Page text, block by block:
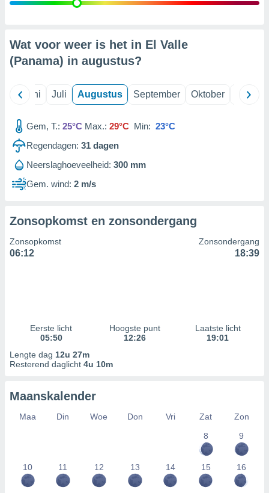
Wat voor weer is het in El Valle
(Panama) in augustus?
Juni Juli Augustus September Oktober
Gem, T.: 25°C Max.: 29°C Min: 23°C
Regendagen: 31 dagen
Neerslaghoeveelheid: 300 mm
Gem. wind: 2 m/s
Zonsopkomst en zonsondergang
Zonsopkomst
06:12
Zonsondergang
18:39
Eerste licht
05:50
Hoogste punt
12:26
Laatste licht
19:01
Lengte dag 12u 27m
Resterend daglicht 4u 10m
Maanskalender
Maa Din Woe Don Vri Zat
Zon
8
9
10 11 12 13 14 15 16